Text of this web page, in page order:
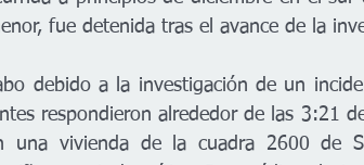
fue detenida tras el avance de la
debido a la investigación de un
respondieron alrededor de las 3:21
una vivienda de la cuadra 2600 de